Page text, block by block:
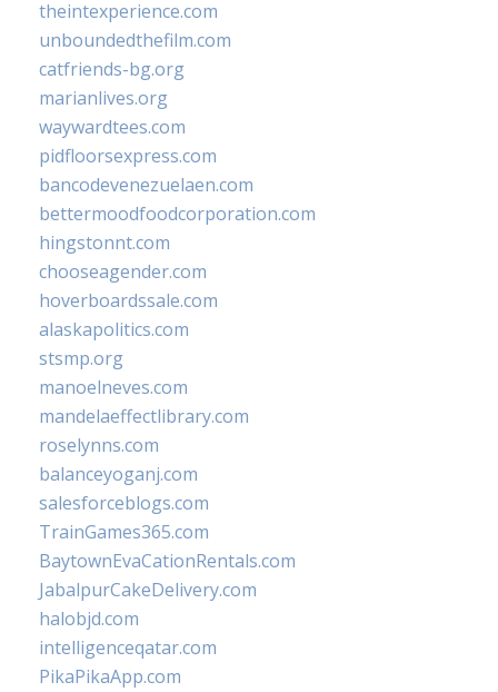
theintexperience.com
unboundedthefilm.com
catfriends-bg.org
marianlives.org
waywardtees.com
pidfloorsexpress.com
bancodevenezuelaen.com
bettermoodfoodcorporation.com
hingstonnt.com
chooseagender.com
hoverboardssale.com
alaskapolitics.com
stsmp.org
manoelneves.com
mandelaeffectlibrary.com
roselynns.com
balanceyoganj.com
salesforceblogs.com
TrainGames365.com
BaytownEvaCationRentals.com
JabalpurCakeDelivery.com
halobjd.com
intelligenceqatar.com
PikaPikaApp.com